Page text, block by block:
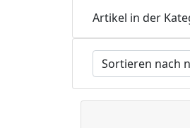
Artikel in der